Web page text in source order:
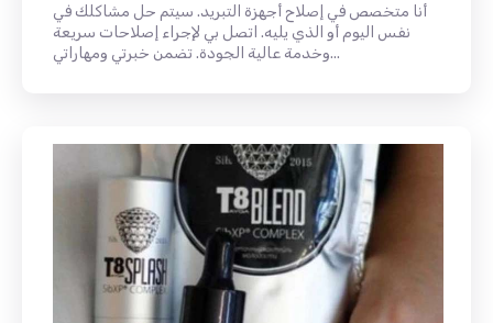
أنا متخصص في إصلاح أجهزة التبريد. سيتم حل مشاكلك في
نفس اليوم أو الذي يليه. اتصل بي لإجراء إصلاحات سريعة
وخدمة عالية الجودة. تضمن خبرتي ومهاراتي...